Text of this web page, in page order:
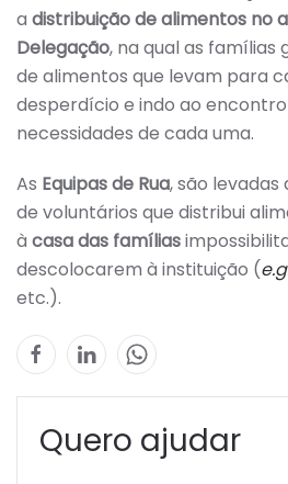
a distribuição de alimentos no
Delegação, na qual as famílias
de alimentos que levam para
desperdício e indo ao
necessidades de cada uma.
As Equipas de Rua, são
de voluntários que distribui
à casa das famílias
descolocarem à instituição (
etc.).
Quero ajudar